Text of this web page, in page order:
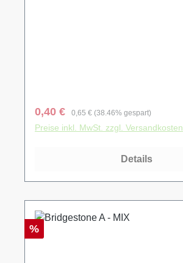
Verkaufspreis:
0,40 € Regulärer Preis:
0,65 € (38.46% gespart)
Preise inkl. MwSt. zzgl. Versandkosten
Details
Rabatt
%